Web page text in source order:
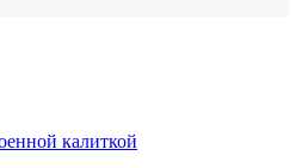
калиткой